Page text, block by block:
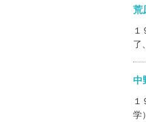
１
了
１
学